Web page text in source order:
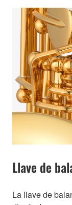
Llave de
La llave de